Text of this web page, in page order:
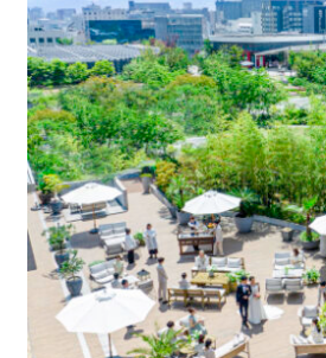
来館予約
資料請求
プラン